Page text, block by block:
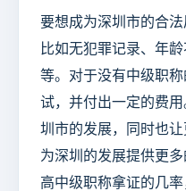
要想成为深圳市的合法
比如无犯罪记录、年
等。对于没有中级职
试，并付出一定的费
圳市的发展，同时也让
为深圳的发展提供更
高中级职称拿证的几率